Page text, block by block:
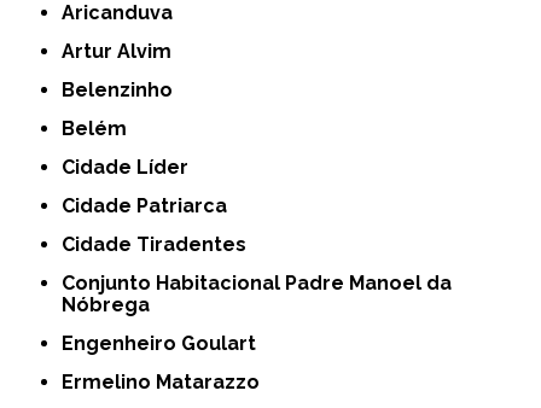
Aricanduva
Artur Alvim
Belenzinho
Belém
Cidade Líder
Cidade Patriarca
Cidade Tiradentes
Conjunto Habitacional Padre Manoel da
Nóbrega
Engenheiro Goulart
Ermelino Matarazzo